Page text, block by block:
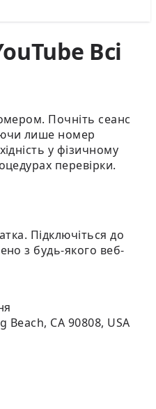
Всі
Почніть сеанс
лише номер
у фізичному
перевірки.
Підключіться до
з будь-якого веб-
Beach, CA 90808, USA